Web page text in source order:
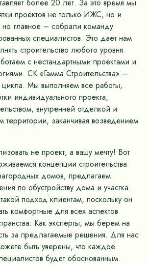
более 20 лет. За это время мы
проектов не только ИЖС, но и
но главное – собрали команду
специалистов. Это дает нам
строительство любого уровня
с нестандартными проектами и
СК «Гамма Строительства» –
цикла. Мы выполняем все работы,
индивидуального проекта,
внутренней отделкой и
территории, заканчивая возведением
не проект, а вашу мечту! Вот
концепции строительства
домов, предлагаем
по обустройству дома и участка.
подход клиентам, поскольку он
комфортные для всех аспектов
Как эксперты, мы берем на
за предлагаемые решения. Для нас
быть уверены, что каждое
будет обоснованным.